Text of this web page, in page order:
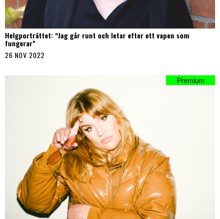
Helgporträttet: “Jag går runt och letar efter ett vapen som
fungerar”
26 NOV 2022